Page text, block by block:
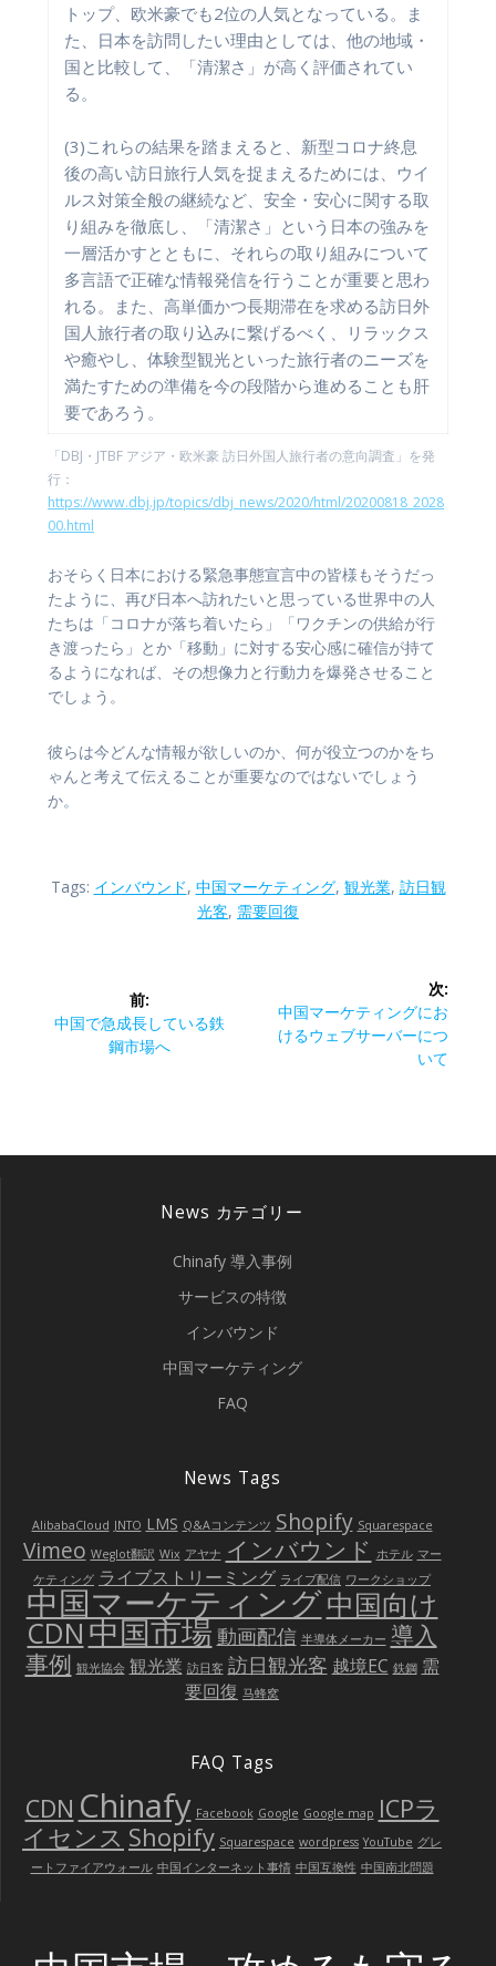
トップ、欧米豪でも2位の人気となっている。ま
た、日本を訪問したい理由としては、他の地域・
国と比較して、「清潔さ」が高く評価されてい
る。
(3)これらの結果を踏まえると、新型コロナ終息
後の高い訪日旅行人気を捉まえるためには、ウイ
ルス対策全般の継続など、安全・安心に関する取
り組みを徹底し、「清潔さ」という日本の強みを
一層活かすとともに、それらの取り組みについて
多言語で正確な情報発信を行うことが重要と思わ
れる。また、高単価かつ長期滞在を求める訪日外
国人旅行者の取り込みに繋げるべく、リラックス
や癒やし、体験型観光といった旅行者のニーズを
満たすための準備を今の段階から進めることも肝
要であろう。
「DBJ・JTBF アジア・欧米豪 訪日外国人旅行者の意向調査」を発
行：
https://www.dbj.jp/topics/dbj_news/2020/html/20200818_2028
00.html
おそらく日本における緊急事態宣言中の皆様もそうだっ
たように、再び日本へ訪れたいと思っている世界中の人
たちは「コロナが落ち着いたら」「ワクチンの供給が行
き渡ったら」とか「移動」に対する安心感に確信が持て
るようになれば、その想像力と行動力を爆発させること
でしょう。
彼らは今どんな情報が欲しいのか、何が役立つのかをち
ゃんと考えて伝えることが重要なのではないでしょう
か。
Tags: インバウンド, 中国マーケティング, 観光業, 訪日観
光客, 需要回復
ゲ
前:
前
中国で急成長している鉄
鋼市場へ
次:
次
の
中国マーケティングにお
けるウェブサーバーにつ
いて
News カテゴリー
Chinafy 導入事例
サービスの特徴
インバウンド
中国マーケティング
FAQ
News Tags
AlibabaCloud JNTO LMS Q&Aコンテンツ Shopify Squarespace
Vimeo Weglot翻訳 Wix アヤナ インバウンド ホテル マー
ケティング ライブストリーミング ライブ配信 ワークショップ
中国マーケティング中国向け
CDN中国市場動画配信 半導体メーカー 導入
事例 観光協会 観光業 訪日客 訪日観光客 越境EC 鉄鋼 需
要回復 马蜂窝
FAQ Tags
CDN Chinafy Facebook Google Google map ICPラ
イセンス Shopify Squarespace wordpress YouTube グレ
ートファイアウォール 中国インターネット事情 中国互換性 中国南北問題